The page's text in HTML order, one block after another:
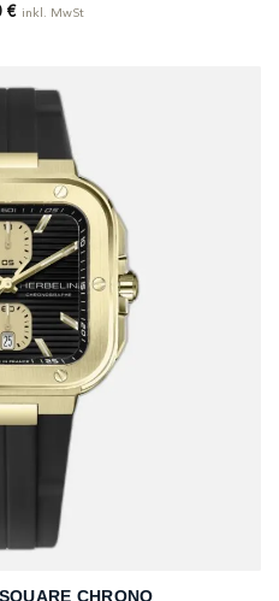
€ inkl. MwSt
CHRONO